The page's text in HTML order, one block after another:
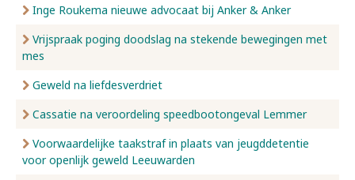
Inge Roukema nieuwe advocaat bij Anker & Anker
Vrijspraak poging doodslag na stekende bewegingen met
mes
Geweld na liefdesverdriet
Cassatie na veroordeling speedbootongeval Lemmer
Voorwaardelijke taakstraf in plaats van jeugddetentie
voor openlijk geweld Leeuwarden